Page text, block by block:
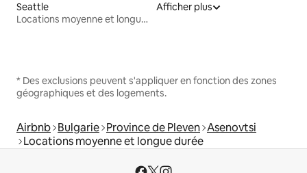
Seattle
Locations moyenne et longue durée
Afficher plus
* Des exclusions peuvent s'appliquer en fonction des zones
géographiques et des logements.
Airbnb Bulgarie Province de Pleven Asenovtsi
Locations moyenne et longue durée